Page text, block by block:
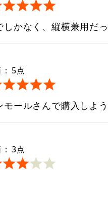
かなく、縦横兼用だ
5点
ールさんで購入しよう
3点